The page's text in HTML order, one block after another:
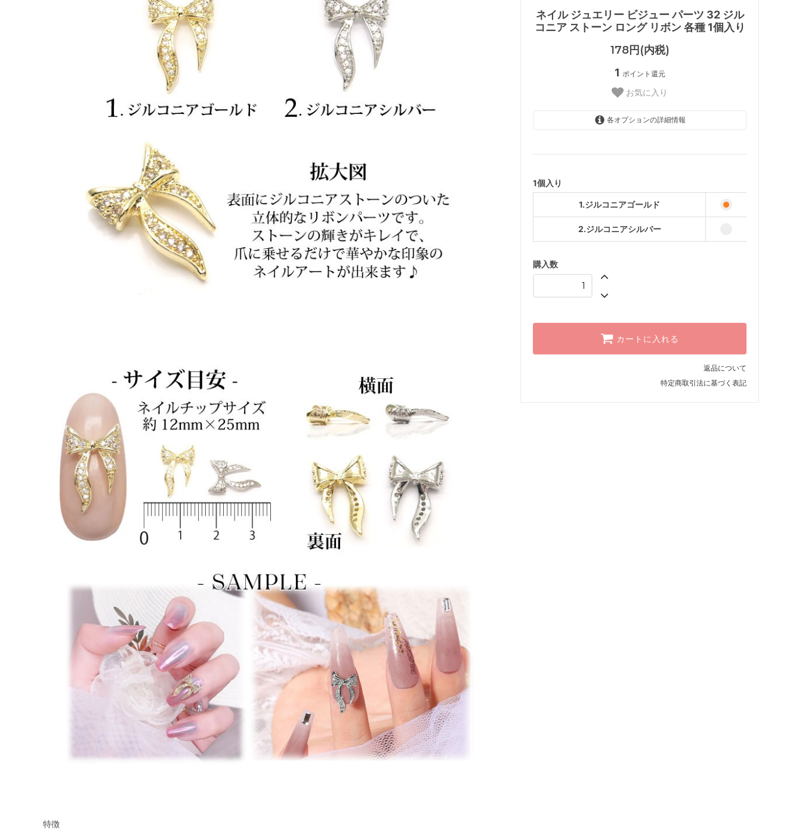
ネイル ジュエリー ビジュー パーツ 32 ジル
コニア ストーン ロング リボン 各種 1個入り
178円(内税)
1 ポイント還元
お気に入り
各オプションの詳細情報
1個入り
1.ジルコニアゴールド
2.ジルコニアシルバー
購入数
カートに入れる
返品について
特定商取引法に基づく表記
特徴